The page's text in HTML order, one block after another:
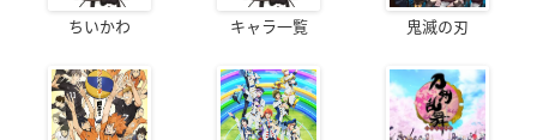
ちいかわ キャラ一覧 鬼滅の刃